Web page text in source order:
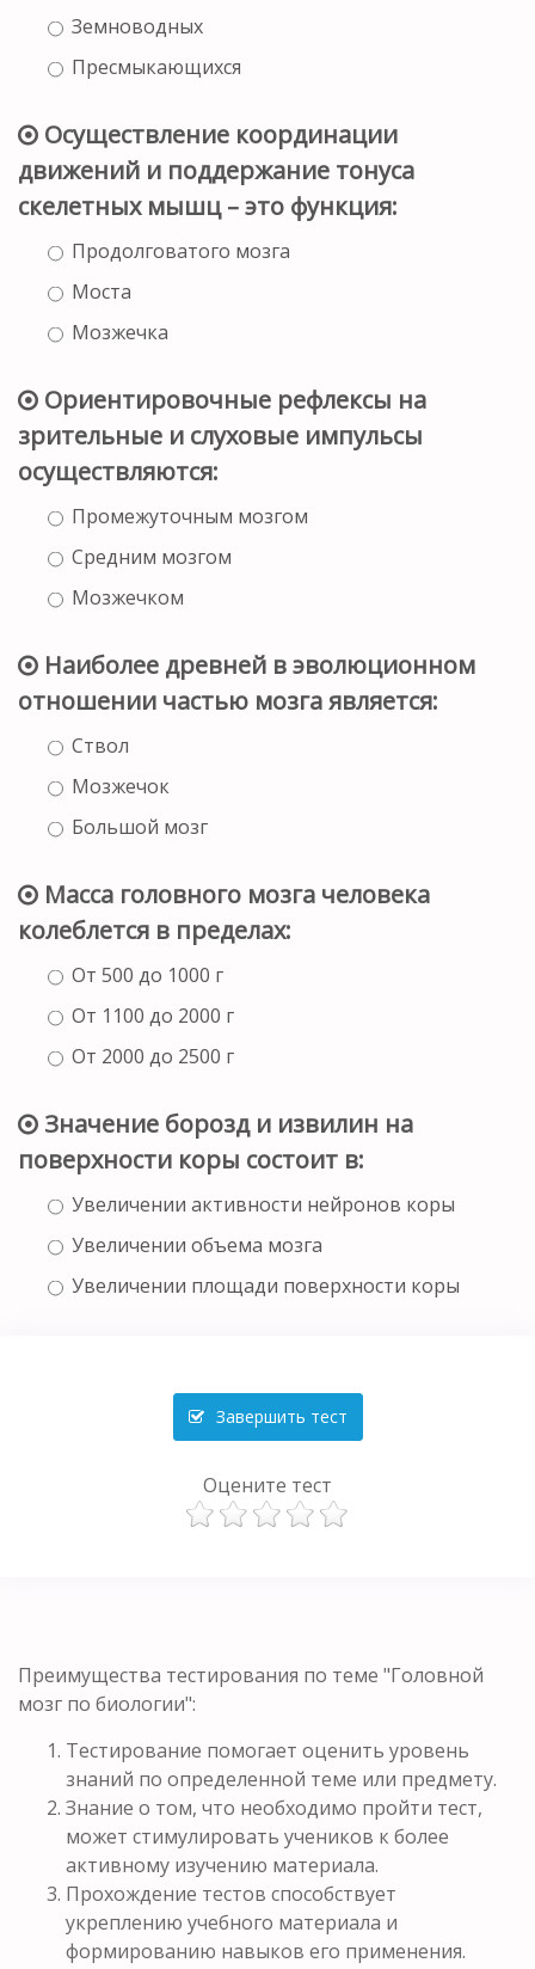
Земноводных
Пресмыкающихся
Осуществление координации
движений и поддержание тонуса
скелетных мышц – это функция:
Продолговатого мозга
Моста
Мозжечка
Ориентировочные рефлексы на
зрительные и слуховые импульсы
осуществляются:
Промежуточным мозгом
Средним мозгом
Мозжечком
Наиболее древней в эволюционном
отношении частью мозга является:
Ствол
Мозжечок
Большой мозг
Масса головного мозга человека
колеблется в пределах:
От 500 до 1000 г
От 1100 до 2000 г
От 2000 до 2500 г
Значение борозд и извилин на
поверхности коры состоит в:
Увеличении активности нейронов коры
Увеличении объема мозга
Увеличении площади поверхности коры
Завершить тест
Оцените тест
Преимущества тестирования по теме "Головной
мозг по биологии":
Тестирование помогает оценить уровень
знаний по определенной теме или предмету.
Знание о том, что необходимо пройти тест,
может стимулировать учеников к более
активному изучению материала.
Прохождение тестов способствует
укреплению учебного материала и
формированию навыков его применения.